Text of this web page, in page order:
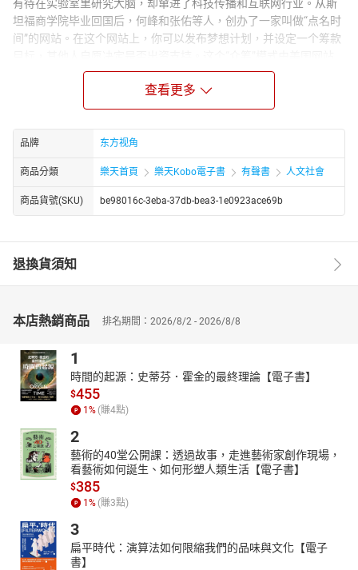
有待在实验室里研究大脑，却窜进了科技传播和互联网行业。从斯
坦福商学院毕业回国后，何峰和张佑等人，创办了一家叫做“点名时
间”的网站。在这个网站上，你可以发布梦想计划，并设定一个筹款
Kickstarter创立，已累计募资超过数亿美元。创业动机很简单，他
觉得“中国也有对梦想的需求”。 张安定和妻友几年前创办的“青年
志”，是活跃在北京的一家青年文化和消费的调研公司。“青年志”正
在做的事情，是把他们名为“青公馆”的办公室贡献出来，给年轻人们
办展、办活动，打造一个青年社交空间，同时帮他们合力完成梦
想。……他们在做一些更热血的事。失败和辛苦不可避免，但收获和
成功也并非不易得。正因如此，中关村不足200米长的创业大街上，
年轻的草根创业者正在为他们的勃勃“野心”寻找安放之处。
查看更多
品牌 东方视角
商品分類 樂天首頁 樂天Kobo電子書 有聲書 人文社會
商品貨號(SKU) be98016c-3eba-37db-bea3-1e0923ace69b
退換貨須知
本店熱銷商品 排名期間：2026/8/2 - 2026/8/8
1
時間的起源：史蒂芬．霍金的最終理論【電子書】
$455
1 % (賺4點)
2
藝術的40堂公開課：透過故事，走進藝術家創作現場，
看藝術如何誕生、如何形塑人類生活【電子書】
$385
1 % (賺3點)
3
扁平時代：演算法如何限縮我們的品味與文化【電子
書】